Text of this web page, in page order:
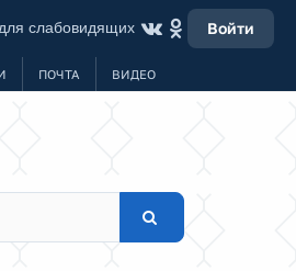
слабовидящих Войти
ПОЧТА ВИДЕО